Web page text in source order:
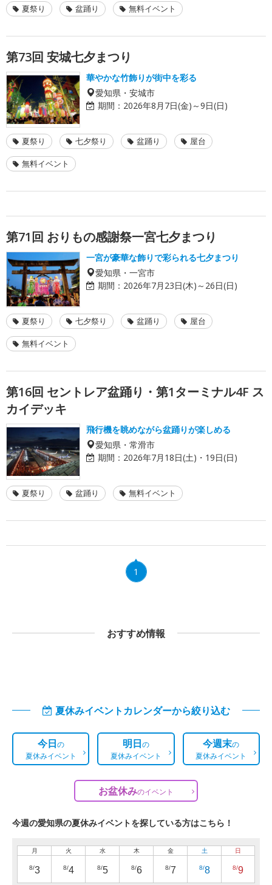
夏祭り 盆踊り 無料イベント
第73回 安城七夕まつり
華やかな竹飾りが街中を彩る
愛知県・安城市
期間： 2026年8月7日(金)～9日(日)
夏祭り 七夕祭り 盆踊り 屋台
無料イベント
第71回 おりもの感謝祭一宮七夕まつり
一宮が豪華な飾りで彩られる七夕まつり
愛知県・一宮市
期間： 2026年7月23日(木)～26日(日)
夏祭り 七夕祭り 盆踊り 屋台
無料イベント
第16回 セントレア盆踊り・第1ターミナル4F ス
カイデッキ
飛行機を眺めながら盆踊りが楽しめる
愛知県・常滑市
期間： 2026年7月18日(土)・19日(日)
夏祭り 盆踊り 無料イベント
1
おすすめ情報
夏休みイベントカレンダーから絞り込む
今日の
夏休みイベント
明日の
夏休みイベント
今週末の
夏休みイベント
お盆休みのイベント
今週の愛知県の夏休みイベントを探している方はこちら！
月
8/3
火
8/4
水
8/5
木
8/6
金
8/7
土
8/8
日
8/9